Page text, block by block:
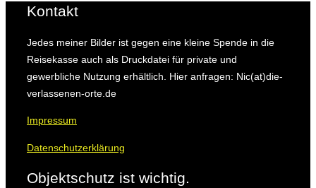
Kontakt
Jedes meiner Bilder ist gegen eine kleine Spende in die
Reisekasse auch als Druckdatei für private und
gewerbliche Nutzung erhältlich. Hier anfragen: Nic(at)die-
verlassenen-orte.de
Impressum
Datenschutzerklärung
Objektschutz ist wichtig.